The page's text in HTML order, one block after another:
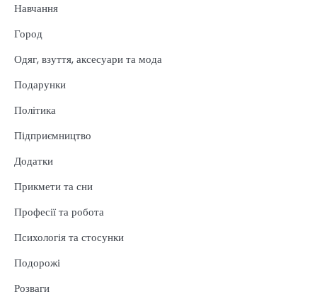
Навчання
Город
Одяг, взуття, аксесуари та мода
Подарунки
Політика
Підприємництво
Додатки
Прикмети та сни
Професії та робота
Психологія та стосунки
Подорожі
Розваги